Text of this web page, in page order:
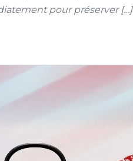
pour préserver […]